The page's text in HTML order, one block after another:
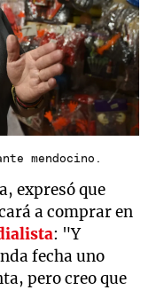
mendocino.
expresó que
a comprar en
: "Y
fecha uno
pero creo que